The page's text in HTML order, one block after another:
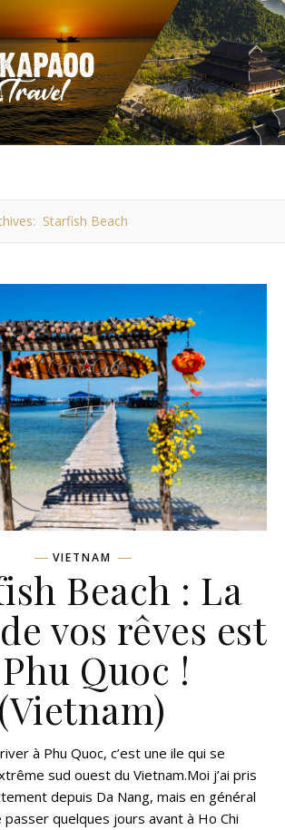
Starfish Beach
VIETNAM
Beach : La
vos rêves est
Quoc !
(Vietnam)
à Phu Quoc, c’est une ile qui se
sud ouest du Vietnam.Moi j’ai pris
depuis Da Nang, mais en général
passer quelques jours avant à Ho Chi